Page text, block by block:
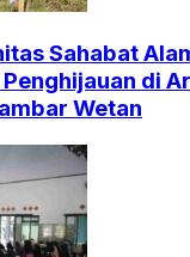
Sahabat
di
Wetan